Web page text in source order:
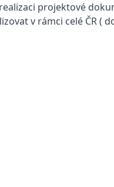
projektové
v rámci celé ČR (